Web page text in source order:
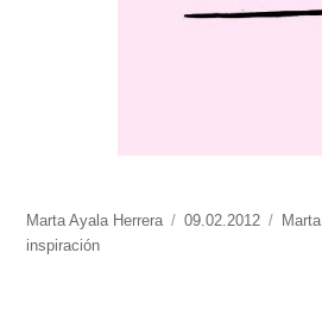
https://www.experimenta.es/author/
Marta Ayala Herrera
Publicado
09.02.2012
inspiración